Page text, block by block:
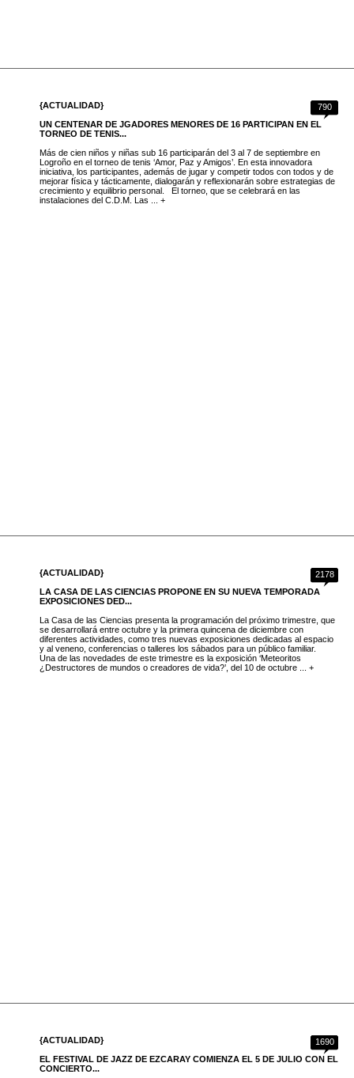
790
{ACTUALIDAD}
UN CENTENAR DE JGADORES MENORES DE 16 PARTICIPAN EN EL
TORNEO DE TENIS...
Más de cien niños y niñas sub 16 participarán del 3 al 7 de septiembre en
Logroño en el torneo de tenis ‘Amor, Paz y Amigos’. En esta innovadora
iniciativa, los participantes, además de jugar y competir todos con todos y de
mejorar física y tácticamente, dialogarán y reflexionarán sobre estrategias de
crecimiento y equilibrio personal. El torneo, que se celebrará en las
instalaciones del C.D.M. Las ... +
2178
{ACTUALIDAD}
LA CASA DE LAS CIENCIAS PROPONE EN SU NUEVA TEMPORADA
EXPOSICIONES DED...
La Casa de las Ciencias presenta la programación del próximo trimestre, que
se desarrollará entre octubre y la primera quincena de diciembre con
diferentes actividades, como tres nuevas exposiciones dedicadas al espacio
y al veneno, conferencias o talleres los sábados para un público familiar.
Una de las novedades de este trimestre es la exposición ‘Meteoritos
¿Destructores de mundos o creadores de vida?’, del 10 de octubre ... +
1690
{ACTUALIDAD}
EL FESTIVAL DE JAZZ DE EZCARAY COMIENZA EL 5 DE JULIO CON EL
CONCIERTO...